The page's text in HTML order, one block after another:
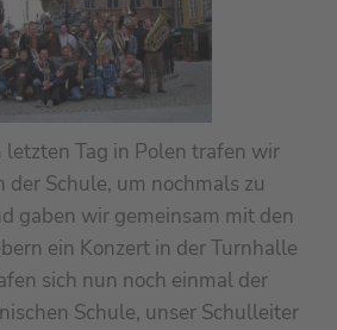
letzten Tag in Polen trafen wir
der Schule, um nochmals zu
gaben wir gemeinsam mit den
ein Konzert in der Turnhalle
sich nun noch einmal der
Schule, unser Schulleiter